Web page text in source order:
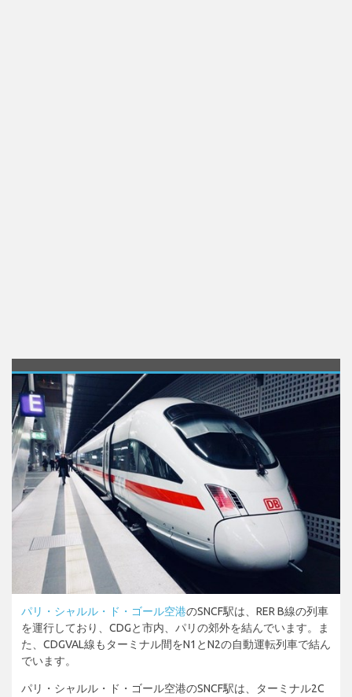
パリ・シャルル・ド・ゴール空港のSNCF駅は、RER B線の列車
を運行しており、CDGと市内、パリの郊外を結んでいます。ま
た、CDGVAL線もターミナル間をN1とN2の自動運転列車で結ん
でいます。
パリ・シャルル・ド・ゴール空港のSNCF駅は、ターミナル2C